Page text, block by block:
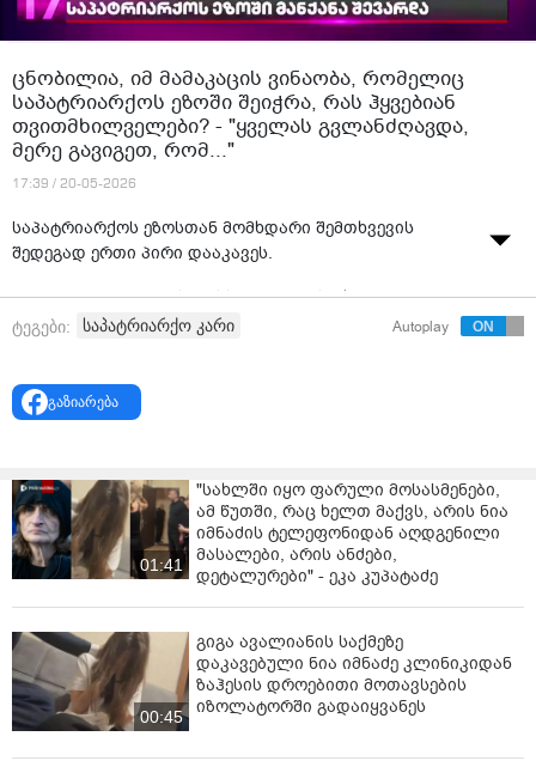
ცნობილია, იმ მამაკაცის ვინაობა, რომელიც
საპატრიარქოს ეზოში შეიჭრა, რას ჰყვებიან
თვითმხილველები? - "ყველას გვლანძღავდა,
მერე გავიგეთ, რომ..."
17:39 / 20-05-2026
საპატრიარქოს ეზოსთან მომხდარი შემთხვევის
შედეგად ერთი პირი დააკავეს.
როგორც „ინტერპრესნიუსს“ შინაგან საქმეთა
სამინისტროში განუცხადეს, მომხდარზე გამოძიება
ცნობისთვის, საპატრიარქოს ეზოში ცოტა ხნის წინ
შემთხვევის შედეგად არავინ დაშავებულა.
თვითმხილველების ინფორმაციით, მამაკაცი,
რომელიც საპატრიარქოს ეზოში შევარდა, ბოთლებს
ისროდა და იგინებოდა.
„აქედან პირდაპირ შევარდა, შეანგრია ჭიშკარი,
თანამშრომლის მანქანა დგას აქ და იმას დაეჯახა.
ჩვენ ოთახებში ვიყავით, ძალიან ძლიერი დაჯახება
იყო. მანქანიდან ბოთლებს ისროდა და იგინებოდა", -
აცხადებს საპატრიარქოს ერთ-ერთი თანამშრომელი.
ტეგები: საპატრიარქო კარი Autoplay
გაზიარება
01:41
"სახლში იყო ფარული მოსასმენები,
ამ წუთში, რაც ხელთ მაქვს, არის ნია
იმნაძის ტელეფონიდან აღდგენილი
მასალები, არის ანძები,
დეტალურები" - ეკა კუპატაძე
00:45
გიგა ავალიანის საქმეზე
დაკავებული ნია იმნაძე კლინიკიდან
ზაჰესის დროებითი მოთავსების
იზოლატორში გადაიყვანეს